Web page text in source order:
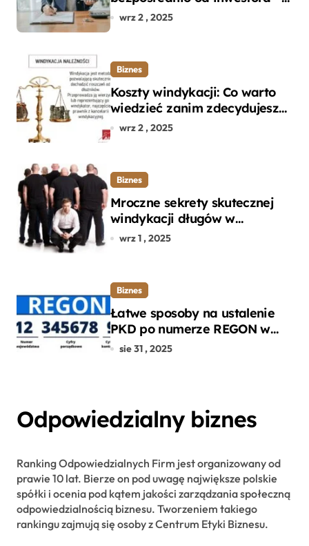
dlaczego warto?
wrz 2 , 2025
Biznes
Koszty windykacji: Co warto
wiedzieć zanim zdecydujesz
się na odzyskanie długu?
wrz 2 , 2025
Biznes
Mroczne sekrety skutecznej
windykacji długów w
departamencie windykacji
wrz 1 , 2025
Biznes
Łatwe sposoby na ustalenie
PKD po numerze REGON w
kilku prostych krokach
sie 31 , 2025
Odpowiedzialny biznes
Ranking Odpowiedzialnych Firm jest organizowany od
prawie 10 lat. Bierze on pod uwagę największe polskie
spółki i ocenia pod kątem jakości zarządzania społeczną
odpowiedzialnością biznesu. Tworzeniem takiego
rankingu zajmują się osoby z Centrum Etyki Biznesu.